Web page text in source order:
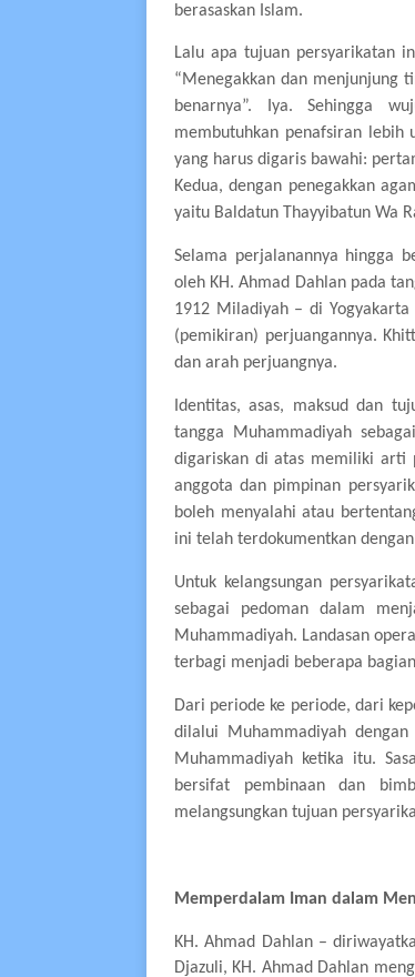
berasaskan Islam.
Lalu apa tujuan persyarikatan
“Menegakkan dan menjunjung
benarnya”. Iya. Sehingga
membutuhkan penafsiran lebih
yang harus digaris bawahi:
Kedua, dengan penegakkan
yaitu Baldatun Thayyibatun Wa
Selama perjalanannya hingga
oleh KH. Ahmad Dahlan pada
1912 Miladiyah – di
(pemikiran) perjuangannya.
dan arah perjuangnya.
Identitas, asas, maksud dan
tangga Muhammadiyah
digariskan di atas memiliki arti
anggota dan pimpinan
boleh menyalahi atau
ini telah terdokumentkan
Untuk kelangsungan
sebagai pedoman dalam
Muhammadiyah. Landasan
terbagi menjadi beberapa
Dari periode ke periode, dari
dilalui Muhammadiyah
Muhammadiyah ketika itu.
bersifat pembinaan dan
melangsungkan tujuan
Memperdalam Iman dalam
KH. Ahmad Dahlan–
Djazuli, KH. Ahmad Dahlan